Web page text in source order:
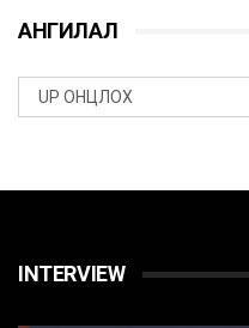
АНГИЛАЛ
INTERVIEW